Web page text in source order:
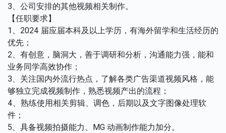
3、公司安排的其他视频相关制作。
【任职要求】
1、2024 届应届本科及以上学历，有海外留学和生活经历的
优先；
2、有创意，脑洞大，善于调研和分析，沟通能力强，能和
业务同学高效协作；
3、关注国内外流行热点，了解各类广告渠道视频风格，能
够独立完成视频制作，熟悉视频产出的流程；
4、熟练使用相关剪辑、调色，后期以及文字图像处理软
件；
5、具备视频拍摄能力、MG 动画制作能力加分。